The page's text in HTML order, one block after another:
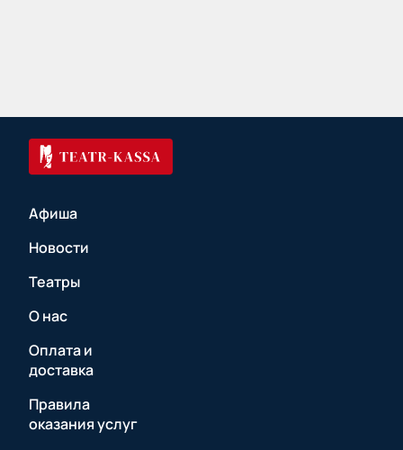
Афиша
Новости
Театры
О нас
Оплата и
доставка
Правила
оказания услуг